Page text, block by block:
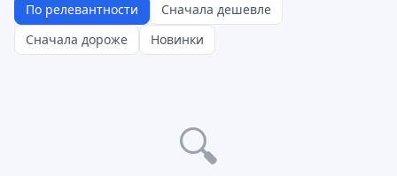
По релевантности
Сначала дешевле
Сначала дороже
Новинки
🔍